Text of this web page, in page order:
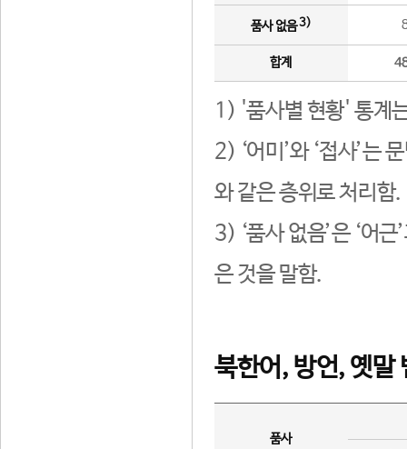
품사 없음3)
합계
1) '품사별 현황' 통계
2) ‘어미’와 ‘접사’는
와 같은 층위로 처리함.
3) ‘품사 없음’은 ‘어
은 것을 말함.
북한어, 방언, 옛말
품사